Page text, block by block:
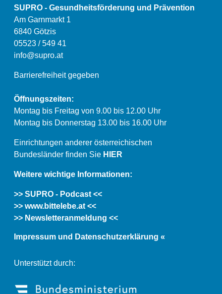
SUPRO - Gesundheitsförderung und Prävention
Am Garnmarkt 1
6840 Götzis
05523 / 549 41
info@supro.at
Barrierefreiheit gegeben
Öffnungszeiten:
Montag bis Freitag von 9.00 bis 12.00 Uhr
Montag bis Donnerstag 13.00 bis 16.00 Uhr
Einrichtungen anderer österreichischen
Bundesländer finden Sie HIER
Weitere wichtige Informationen:
>> SUPRO - Podcast <<
>> www.bittelebe.at <<
>> Newsletteranmeldung <<
Impressum und Datenschutzerklärung «
Unterstützt durch: